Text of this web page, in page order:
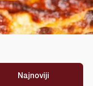
Najnoviji